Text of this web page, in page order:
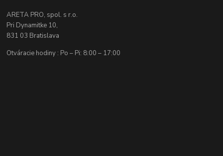
ARETA PRO, spol. s r.o.
Pri Dynamitke 10,
831 03 Bratislava
Otváracie hodiny : Po – Pi: 8:00 – 17:00